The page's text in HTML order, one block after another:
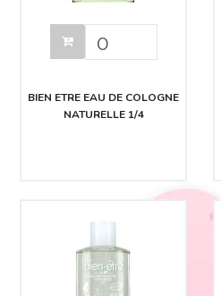
BIEN ETRE EAU DE COLOGNE
NATURELLE 1/4